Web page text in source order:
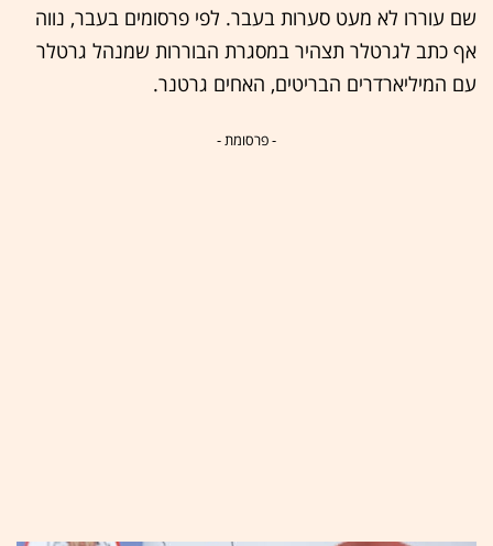
שם עוררו לא מעט סערות בעבר. לפי פרסומים בעבר, נווה
אף כתב לגרטלר תצהיר במסגרת הבוררות שמנהל גרטלר
עם המיליארדרים הבריטים, האחים גרטנר.
- פרסומת -